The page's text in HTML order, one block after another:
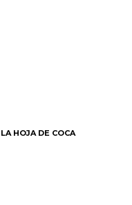
HOJA DE COCA